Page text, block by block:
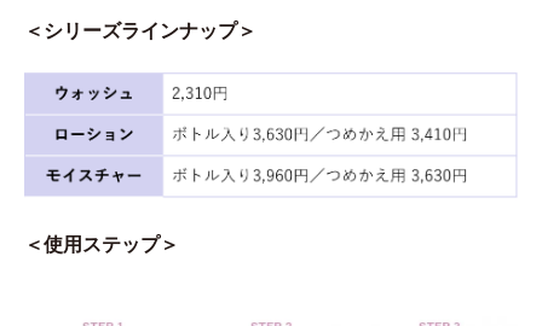
＜シリーズラインナップ＞
＜使用ステップ＞